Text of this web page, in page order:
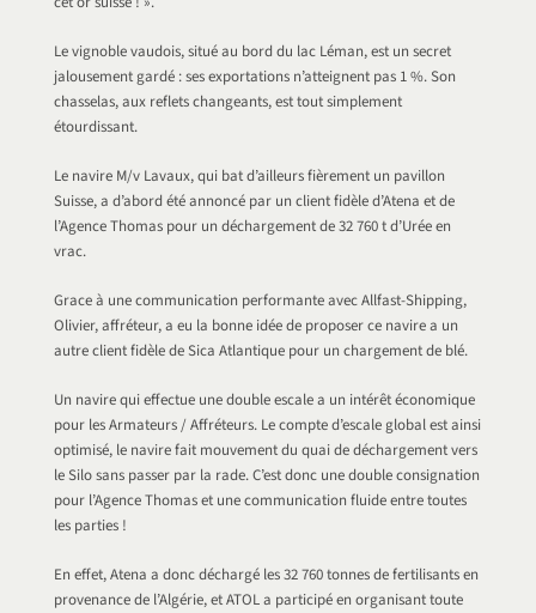
Le vignoble vaudois, situé au bord du lac Léman, est un secret
jalousement gardé : ses exportations n’atteignent pas 1 %. Son
chasselas, aux reflets changeants, est tout simplement
étourdissant.
Le navire M/v Lavaux, qui bat d’ailleurs fièrement un pavillon
Suisse, a d’abord été annoncé par un client fidèle d’Atena et de
l’Agence Thomas pour un déchargement de 32 760 t d’Urée en
vrac.
Grace à une communication performante avec Allfast-Shipping,
Olivier, affréteur, a eu la bonne idée de proposer ce navire a un
autre client fidèle de Sica Atlantique pour un chargement de blé.
Un navire qui effectue une double escale a un intérêt économique
pour les Armateurs / Affréteurs. Le compte d’escale global est ainsi
optimisé, le navire fait mouvement du quai de déchargement vers
le Silo sans passer par la rade. C’est donc une double consignation
pour l’Agence Thomas et une communication fluide entre toutes
les parties !
En effet, Atena a donc déchargé les 32 760 tonnes de fertilisants en
provenance de l’Algérie, et ATOL a participé en organisant toute